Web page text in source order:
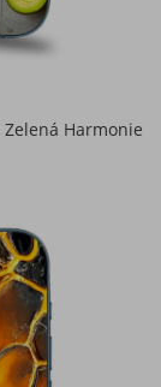
Zelená Harmonie